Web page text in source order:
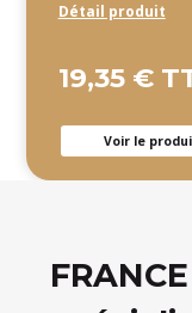
Détail produit
19,35 €
Voir le